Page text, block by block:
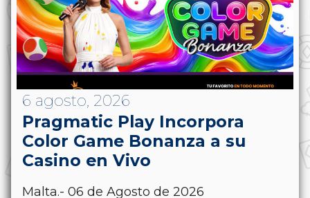
6 agosto, 2026
Pragmatic Play Incorpora
Color Game Bonanza a su
Casino en Vivo
Malta.- 06 de Agosto de 2026